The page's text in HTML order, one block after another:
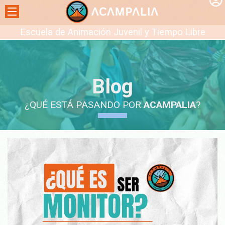
Escuela de Animación Juvenil y Tiempo Libre
Blog
¿QUÉ ESTÁ PASANDO PORACAMPALIA?